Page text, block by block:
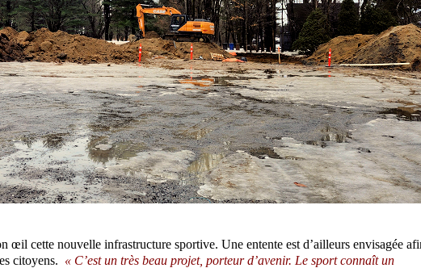
œil cette nouvelle infrastructure sportive. Une entente est d’ailleurs envisagée
citoyens. « C’est un très beau projet, porteur d’avenir. Le sport connaît un